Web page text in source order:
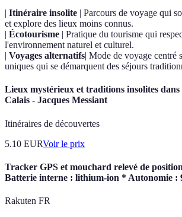
| Itinéraire insolite | Parcours de voyage qui
et explore des lieux moins connus.
| Écotourisme | Pratique du tourisme qui
l'environnement naturel et culturel.
| Voyages alternatifs| Mode de voyage centré
uniques qui se démarquent des séjours
Lieux mystérieux et traditions insolites dans
Calais - Jacques Messiant
Itinéraires de découvertes
5.10 EURVoir le prix
Tracker GPS et mouchard relevé de
Batterie interne : lithium-ion * Autonomie :
Rakuten FR